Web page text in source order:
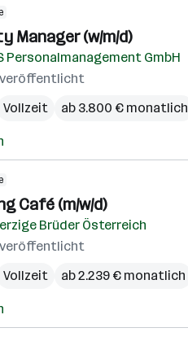
Manager (w/m/d)
Personalmanagement GmbH
Vollzeit ab 3.800 € monatlich
Café (m/w/d)
Brüder Österreich
Vollzeit ab 2.239 € monatlich